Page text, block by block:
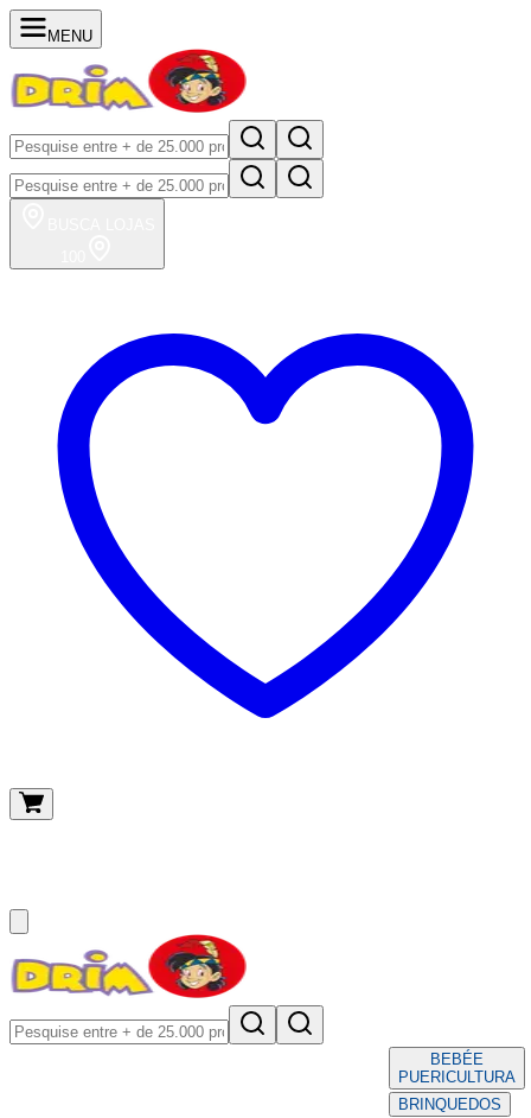
MENU
BEBÉE
PUERICULTURA
BRINQUEDOS